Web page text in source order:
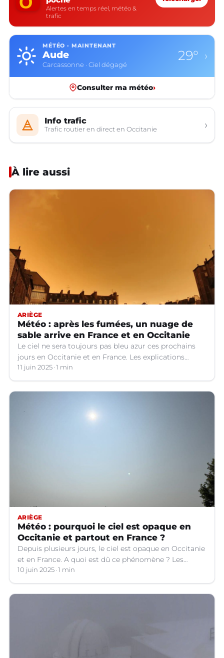
Alertes en temps réel, météo &
trafic
MÉTÉO · MAINTENANT
Aude
Carcassonne · Ciel dégagé
29° ›
Consulter ma météo›
Info trafic
Trafic routier en direct en Occitanie ›
À lire aussi
ARIÈGE
Météo : après les fumées, un nuage de
sable arrive en France et en Occitanie
Le ciel ne sera toujours pas bleu azur ces prochains
jours en Occitanie et en France. Les explications
météo.
11 juin 2025 1 min
ARIÈGE
Météo : pourquoi le ciel est opaque en
Occitanie et partout en France ?
Depuis plusieurs jours, le ciel est opaque en Occitanie
et en France. A quoi est dû ce phénomène ? Les
explications.
10 juin 2025 1 min